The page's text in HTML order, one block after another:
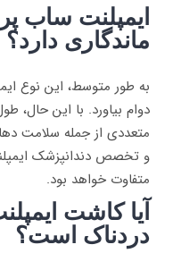
ایمپلنت ساب
ماندگاری دارد؟
دوام بیاورد. با این حال،
متعددی از جمله سلامت
و تخصص دندانپزشک
متفاوت خواهد بود.
آیا کاشت
دردناک است؟